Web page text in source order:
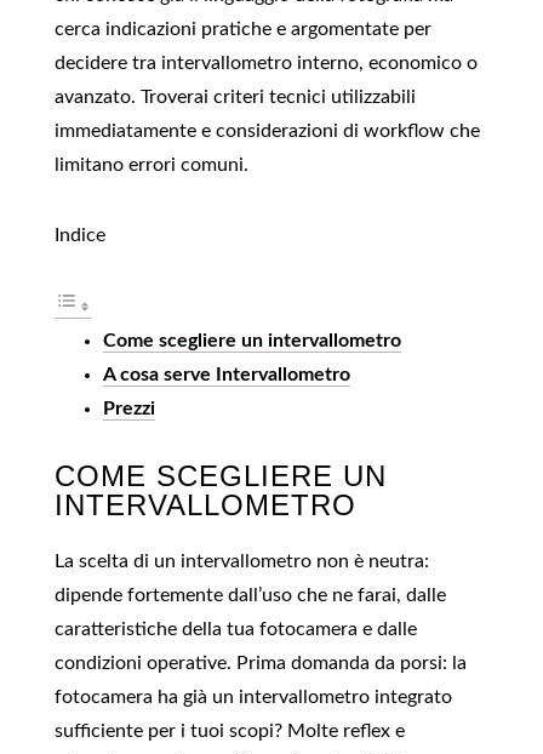
cerca indicazioni pratiche e argomentate per
decidere tra intervallometro interno, economico o
avanzato. Troverai criteri tecnici utilizzabili
immediatamente e considerazioni di workflow che
limitano errori comuni.
Indice
Come scegliere un intervallometro
A cosa serve Intervallometro
Prezzi
COME SCEGLIERE UN
INTERVALLOMETRO
La scelta di un intervallometro non è neutra:
dipende fortemente dall’uso che ne farai, dalle
caratteristiche della tua fotocamera e dalle
condizioni operative. Prima domanda da porsi: la
fotocamera ha già un intervallometro integrato
sufficiente per i tuoi scopi? Molte reflex e